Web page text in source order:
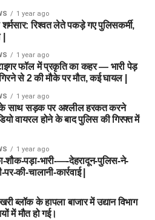
1 year ago
शर्मसार: रिश्वत लेते पकड़े गए पुलिसकर्मी,
1 year ago
फॉल में प्रकृति का कहर — भारी पेड़
से 2 की मौके पर मौत, कई घायल |
1 year ago
के साथ सड़क पर अश्लील हरकत करने
वायरल होने के बाद पुलिस की गिरफ्त में
1 year ago
शौक-पड़ा-भारी-—-देहरादून-पुलिस-ने-
की-चालानी-कार्रवाई |
ब्लॉक के हापला बाजार में उद्यान विभाग
में मौत हो गई।